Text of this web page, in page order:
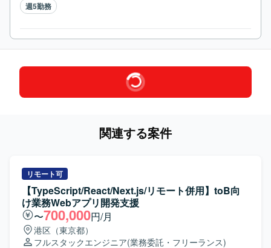
週5勤務
関連する案件
リモート可
【TypeScript/React/Next.js/リモート併用】toB向
け業務Webアプリ開発支援
〜700,000円/月
港区（東京都）
フルスタックエンジニア(業務委託・フリーランス)